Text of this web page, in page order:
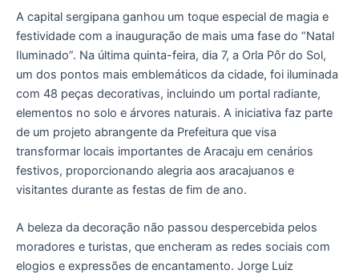
A capital sergipana ganhou um toque especial de magia e
festividade com a inauguração de mais uma fase do “Natal
Iluminado”. Na última quinta-feira, dia 7, a Orla Pôr do Sol,
um dos pontos mais emblemáticos da cidade, foi iluminada
com 48 peças decorativas, incluindo um portal radiante,
elementos no solo e árvores naturais. A iniciativa faz parte
de um projeto abrangente da Prefeitura que visa
transformar locais importantes de Aracaju em cenários
festivos, proporcionando alegria aos aracajuanos e
visitantes durante as festas de fim de ano.
A beleza da decoração não passou despercebida pelos
moradores e turistas, que encheram as redes sociais com
elogios e expressões de encantamento. Jorge Luiz